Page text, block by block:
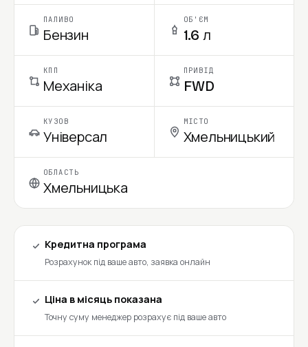
ПАЛИВО
Бензин
ОБ'ЄМ
1.6 л
КПП
Механіка
ПРИВІД
FWD
КУЗОВ
Універсал
МІСТО
Хмельницький
ОБЛАСТЬ
Хмельницька
Кредитна програма
Розрахунок під ваше авто, заявка онлайн
Ціна в місяць показана
Точну суму менеджер розрахує під ваше авто